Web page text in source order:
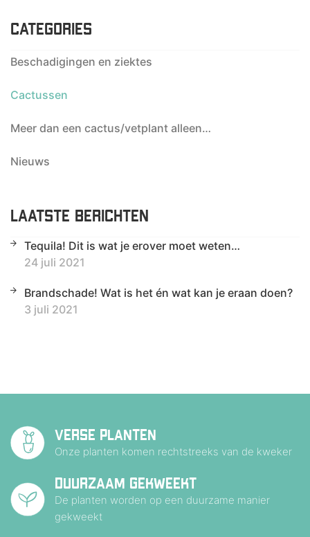
CATEGORIES
Beschadigingen en ziektes
Cactussen
Meer dan een cactus/vetplant alleen…
Nieuws
LAATSTE BERICHTEN
Tequila! Dit is wat je erover moet weten…
24 juli 2021
Brandschade! Wat is het én wat kan je eraan doen?
3 juli 2021
VERSE PLANTEN
Onze planten komen rechtstreeks van de kweker
DUURZAAM GEKWEEKT
De planten worden op een duurzame manier
gekweekt